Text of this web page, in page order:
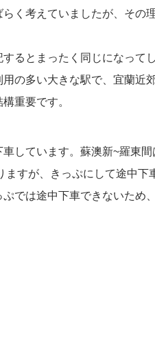
く考えていましたが、その
るとまったく同じになって
の多い大きな駅で、宜蘭近
重要です。
しています。蘇澳新~羅東間
ますが、きっぷにして途中下
では途中下車できないため